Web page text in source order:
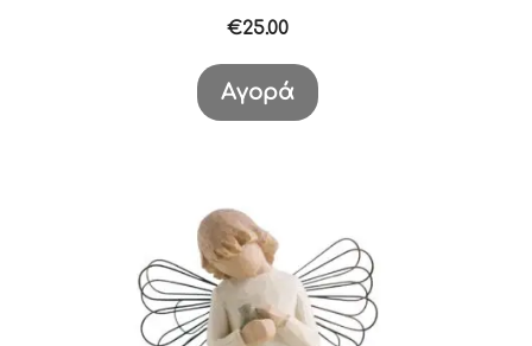
€25.00
Αγορά